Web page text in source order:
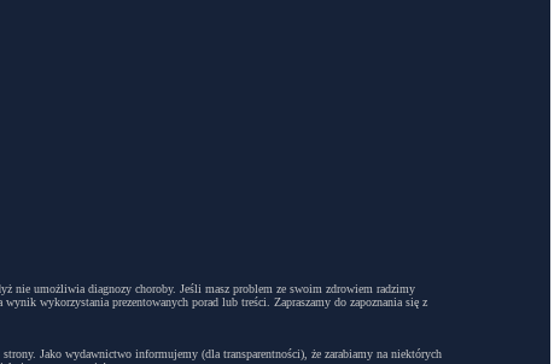
nie umożliwia diagnozy choroby. Jeśli masz problem ze swoim zdrowiem radzimy
wykorzystania prezentowanych porad lub treści. Zapraszamy do zapoznania się z
Jako wydawnictwo informujemy (dla transparentności), że zarabiamy na niektórych